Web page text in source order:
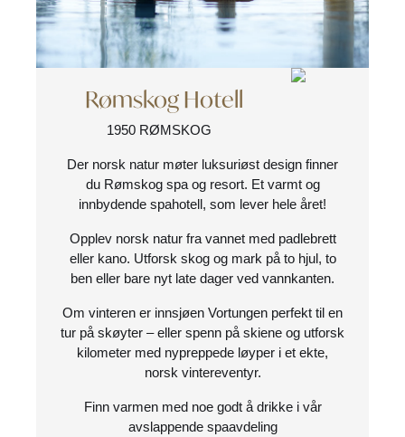
Rømskog Hotell
1950 RØMSKOG
Der norsk natur møter luksuriøst design finner
du Rømskog spa og resort. Et varmt og
innbydende spahotell, som lever hele året!
Opplev norsk natur fra vannet med padlebrett
eller kano. Utforsk skog og mark på to hjul, to
ben eller bare nyt late dager ved vannkanten.
Om vinteren er innsjøen Vortungen perfekt til en
tur på skøyter – eller spenn på skiene og utforsk
kilometer med nypreppede løyper i et ekte,
norsk vintereventyr.
Finn varmen med noe godt å drikke i vår
avslappende spaavdeling